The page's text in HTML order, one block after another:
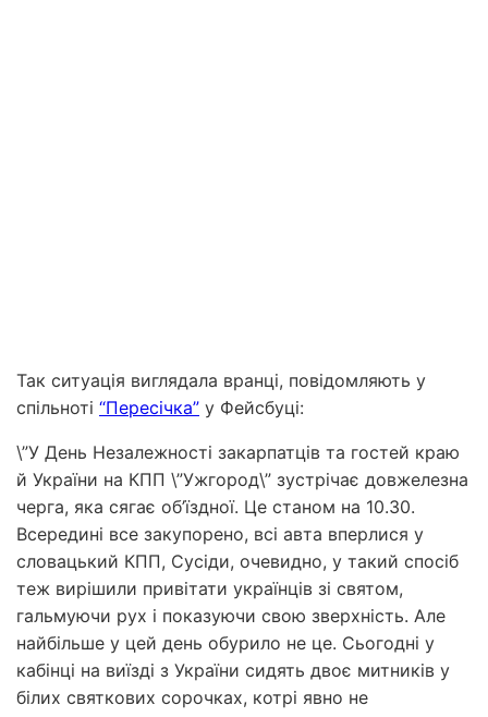
Так ситуація виглядала вранці, повідомляють у
спільноті “Пересічка” у Фейсбуці:
\”У День Незалежності закарпатців та гостей краю
й України на КПП \”Ужгород\” зустрічає довжелезна
черга, яка сягає об’їздної. Це станом на 10.30.
Всередині все закупорено, всі авта вперлися у
словацький КПП, Сусіди, очевидно, у такий спосіб
теж вирішили привітати українців зі святом,
гальмуючи рух і показуючи свою зверхність. Але
найбільше у цей день обурило не це. Сьогодні у
кабінці на виїзді з України сидять двоє митників у
білих святкових сорочках, котрі явно не